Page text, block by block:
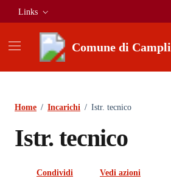
Vai ai contenuti
Vai al footer
Links
Comune di Campli
Home / Incarichi / Istr. tecnico
Istr. tecnico
Condividi Vedi azioni